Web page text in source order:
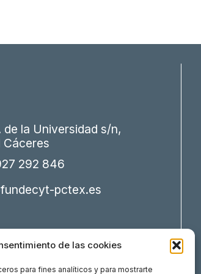
de las cookies
para fines analíticos y para mostrarte
de la Universidad s/n,
Cáceres
292 846
pctex.es